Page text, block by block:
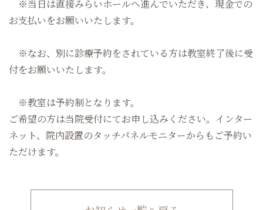
※当日は直接みらいホールへ進んでいただき、現金での
お支払いをお願いいたします。
※なお、別に診療予約をされている方は教室終了後に受
付をお願いいたします。
※教室は予約制となります。
ご希望の方は当院受付にてお申し込みください。インター
ネット、院内設置のタッチパネルモニターからもご予約い
ただけます。